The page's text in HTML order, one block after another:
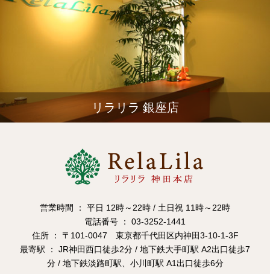
リラリラ 銀座店
営業時間 ： 平日 12時～22時 / 土日祝 11時～22時
電話番号 ： 03-3252-1441
住所 ： 〒101-0047 東京都千代田区内神田3-10-1-3F
最寄駅 ： JR神田西口徒歩2分 / 地下鉄大手町駅 A2出口徒歩7
分 / 地下鉄淡路町駅、小川町駅 A1出口徒歩6分